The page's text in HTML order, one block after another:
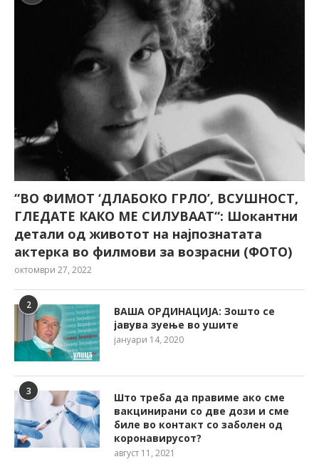
“ВО ФИМОТ ‘ДЛАБОКО ГРЛО’, ВСУШНОСТ,
ГЛЕДАТЕ КАКО МЕ СИЛУВААТ“: Шокантни
детали од животот на најпознатата
актерка во филмови за возрасни (ФОТО)
октомври 27, 2022
2
ВАША ОРДИНАЦИЈА: Зошто се
јавува зуење во ушите
јануари 14, 2020
3
Што треба да правиме ако сме
вакцинирани со две дози и сме
биле во контакт со заболен од
коронавирусот?
август 11, 2021